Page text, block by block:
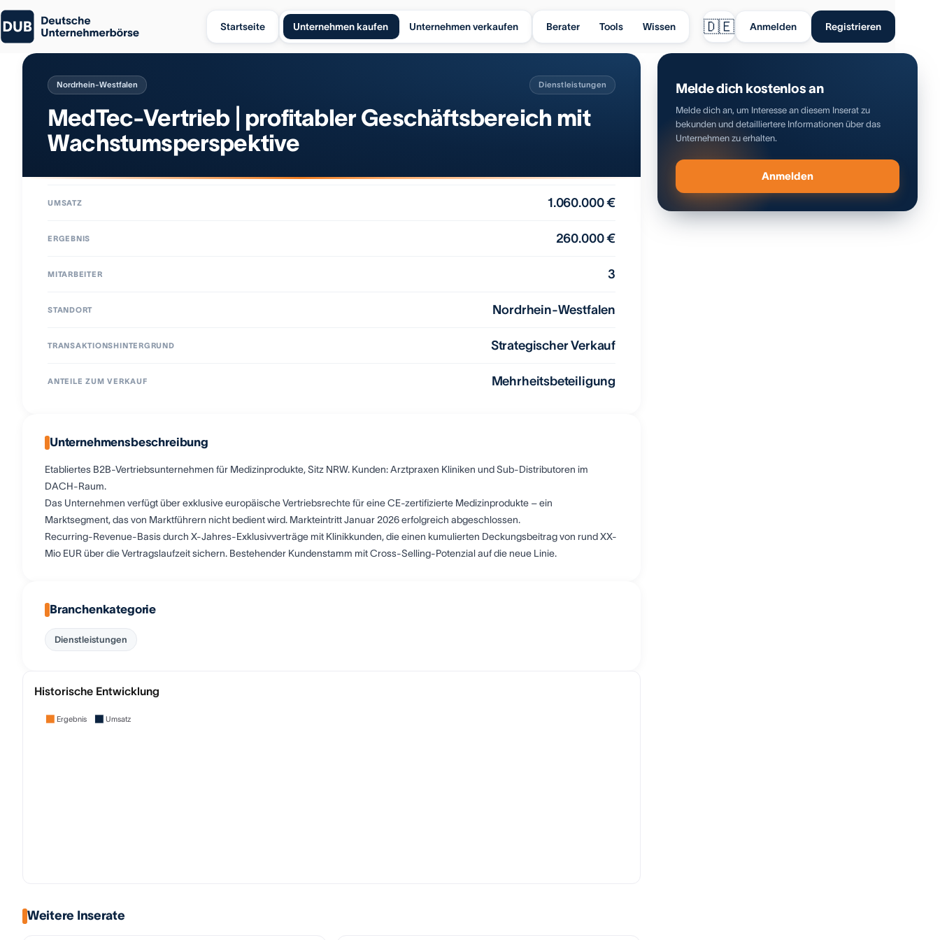
Startseite Unternehmen kaufen Unternehmen verkaufen Berater Tools Wissen 🇩🇪 Anmelden Registrieren
Nordrhein-Westfalen Dienstleistungen
MedTec-Vertrieb | profitabler Geschäftsbereich mit
Wachstumsperspektive
UMSATZ 1.060.000 €
ERGEBNIS 260.000 €
MITARBEITER 3
STANDORT Nordrhein-Westfalen
TRANSAKTIONSHINTERGRUND Strategischer Verkauf
ANTEILE ZUM VERKAUF Mehrheitsbeteiligung
Unternehmensbeschreibung
Etabliertes B2B-Vertriebsunternehmen für Medizinprodukte, Sitz NRW. Kunden: Arztpraxen Kliniken und Sub-Distributoren im
DACH-Raum.
Das Unternehmen verfügt über exklusive europäische Vertriebsrechte für eine CE-zertifizierte Medizinprodukte – ein
Marktsegment, das von Marktführern nicht bedient wird. Markteintritt Januar 2026 erfolgreich abgeschlossen.
Recurring-Revenue-Basis durch X-Jahres-Exklusivverträge mit Klinikkunden, die einen kumulierten Deckungsbeitrag von rund XX-
Mio EUR über die Vertragslaufzeit sichern. Bestehender Kundenstamm mit Cross-Selling-Potenzial auf die neue Linie.
Branchenkategorie
Dienstleistungen
Historische Entwicklung
Ergebnis Umsatz
Melde dich kostenlos an
Melde dich an, um Interesse an diesem Inserat zu
bekunden und detailliertere Informationen über das
Unternehmen zu erhalten.
Anmelden
Weitere Inserate